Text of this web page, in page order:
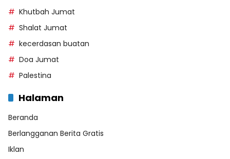
Khutbah Jumat
Shalat Jumat
kecerdasan buatan
Doa Jumat
Palestina
Halaman
Beranda
Berlangganan Berita Gratis
Iklan